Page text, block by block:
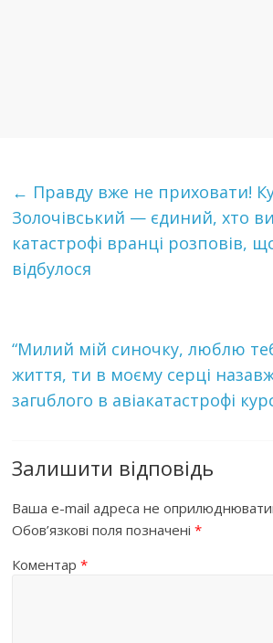
← Правду вже не приховати!
Золочівський — єдиний, хто
катастрофі вранці розповів,
відбулося
“Милий мій синочку, люблю
життя, ти в моєму серці
зaгuблoгo в aвiaкaтaстрoфi
Залишити відповідь
Ваша e-mail адреса не
Обов’язкові поля позначені*
Коментар*